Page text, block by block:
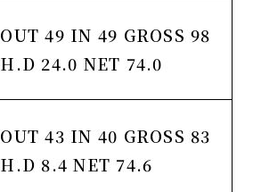
OUT 49 IN 49 GROSS 98
H.D 24.0 NET 74.0
OUT 43 IN 40 GROSS 83
H.D 8.4 NET 74.6